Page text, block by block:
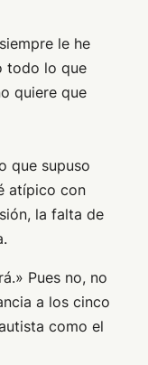
le he
todo lo que
quiere que
que supuso
atípico con
la falta de
Pues no, no
a los cinco
como el